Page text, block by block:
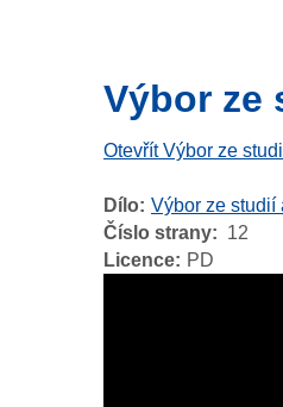
Výbor ze
Otevřít Výbor ze
Dílo Výbor ze studií
Číslo strany
12
Licence
PD